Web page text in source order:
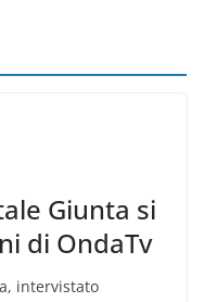
Giunta si
di OndaTv
intervistato